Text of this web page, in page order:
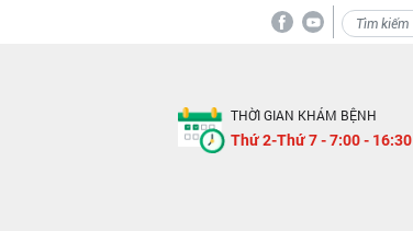
THỜI GIAN KHÁM BỆNH
Thứ 2-Thứ 7 - 7:00 - 16:30